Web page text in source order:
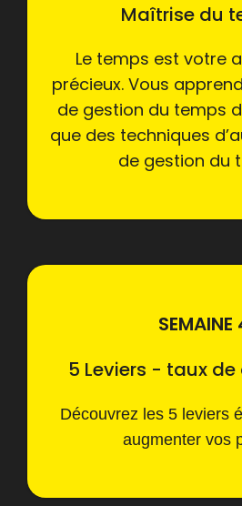
Maîtrise du
Le temps est votre
précieux. Vous
de gestion du temps
que des techniques
de gestion du
SEMAINE
5 Leviers - taux de
Découvrez les 5 leviers
augmenter vos